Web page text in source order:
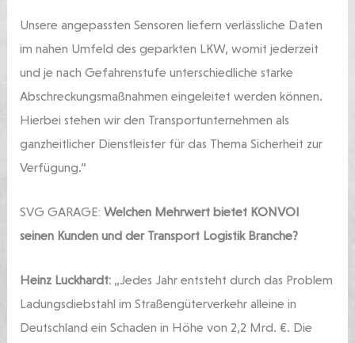
Unsere angepassten Sensoren liefern verlässliche Daten
im nahen Umfeld des geparkten LKW, womit jederzeit
und je nach Gefahrenstufe unterschiedliche starke
Abschreckungsmaßnahmen eingeleitet werden können.
Hierbei stehen wir den Transportunternehmen als
ganzheitlicher Dienstleister für das Thema Sicherheit zur
Verfügung.“
SVG GARAGE:Welchen Mehrwert bietet KONVOI
seinen Kunden und der Transport Logistik Branche?
Heinz Luckhardt: „Jedes Jahr entsteht durch das Problem
Ladungsdiebstahl im Straßengüterverkehr alleine in
Deutschland ein Schaden in Höhe von 2,2 Mrd. €. Die